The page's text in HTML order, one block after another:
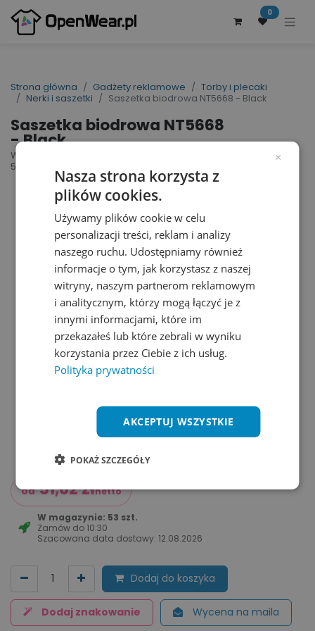
0
Strona główna Gadżety reklamowe
Torby i plecaki
Nerki i saszetki
Saszetka biodrowa NT5668 - Black
Saszetka biodrowa NT5668
- Black
Waist Bag | nr art.: NT5668 | nr art. producenta:
5668
od 51,62złnetto
W magazynie: 53 szt.
Zamów do 10:30
Szacowana data dostawy: 12.08.2026
Dodaj do koszyka
Dodaj znakowanie Wycena na maila
×
Nasza strona korzysta z
plików cookies.
Używamy plików cookie w celu
personalizacji treści, reklam i analizy
naszego ruchu. Udostępniamy również
informacje o tym, jak korzystasz z naszej
witryny, naszym partnerom reklamowym
i analitycznym, którzy mogą łączyć je z
innymi informacjami, które im
przekazałeś lub które zebrali w wyniku
korzystania przez Ciebie z ich usług.
Polityka prywatności
AKCEPTUJ WSZYSTKIE
POKAŻ SZCZEGÓŁY